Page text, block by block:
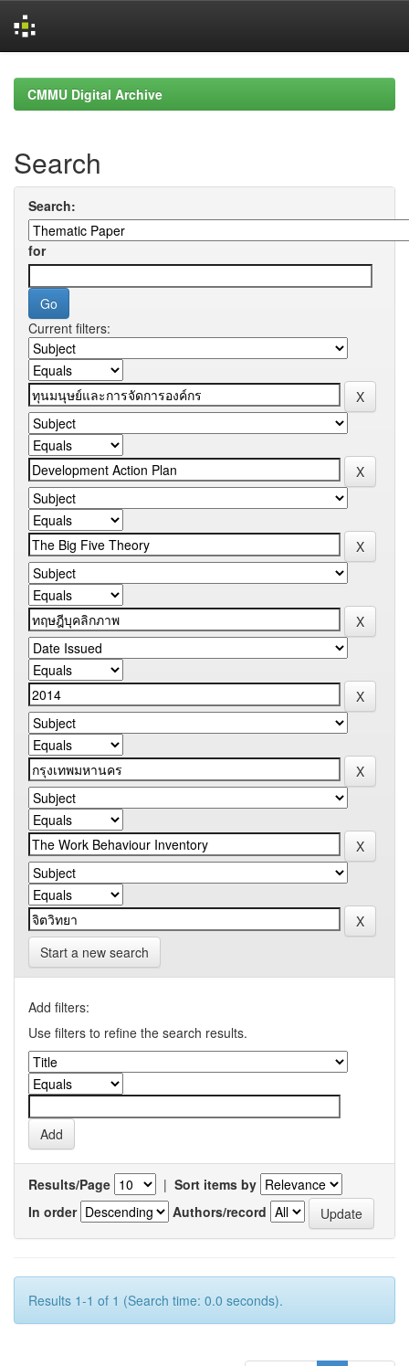
navigationCMMU Digital Archive
Search
Search:
for
Current filters:
Start a new search
Add filters:
Use filters to refine the search results.
Results/Page | Sort items by
In order
Authors/record
Results 1-1 of 1 (Search time: 0.0 seconds).